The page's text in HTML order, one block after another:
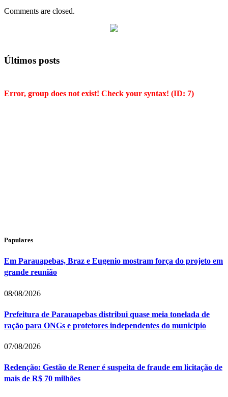
Comments are closed.
Últimos posts
Error, group does not exist! Check your syntax! (ID: 7)
Populares
Em Parauapebas, Braz e Eugenio mostram força do projeto em
grande reunião
08/08/2026
Prefeitura de Parauapebas distribui quase meia tonelada de
ração para ONGs e protetores independentes do município
07/08/2026
Redenção: Gestão de Rener é suspeita de fraude em licitação de
mais de R$ 70 milhões